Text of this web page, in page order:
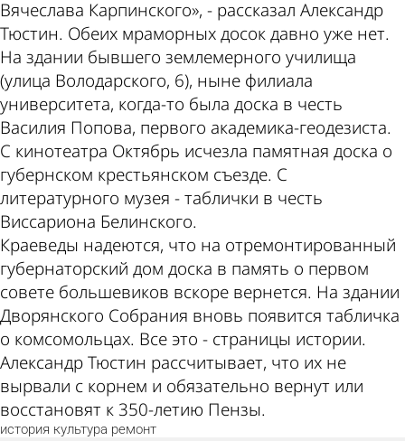
Вячеслава Карпинского», - рассказал Александр
Тюстин. Обеих мраморных досок давно уже нет.
На здании бывшего землемерного училища
(улица Володарского, 6), ныне филиала
университета, когда-то была доска в честь
Василия Попова, первого академика-геодезиста.
С кинотеатра Октябрь исчезла памятная доска о
губернском крестьянском съезде. С
литературного музея - таблички в честь
Виссариона Белинского.
Краеведы надеются, что на отремонтированный
губернаторский дом доска в память о первом
совете большевиков вскоре вернется. На здании
Дворянского Собрания вновь появится табличка
о комсомольцах. Все это - страницы истории.
Александр Тюстин рассчитывает, что их не
вырвали с корнем и обязательно вернут или
восстановят к 350-летию Пензы.
история культура ремонт